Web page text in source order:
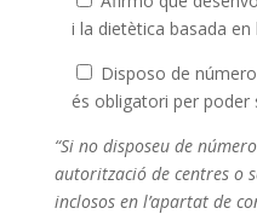
i la dietètica basada en
Disposo de
és obligatori per poder
“Si no disposeu de
autorització de centres o
inclosos en l’apartat de